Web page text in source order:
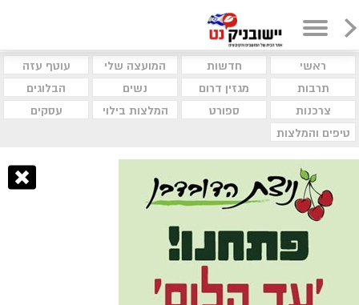
ראשי חדשות המועצה שלי
עוטף עזה
תרבות
מגזין דרום נשים
הבלוגים
צרכנות
ספורט המלצות בילוי
עסקים
טיפים והמלצות